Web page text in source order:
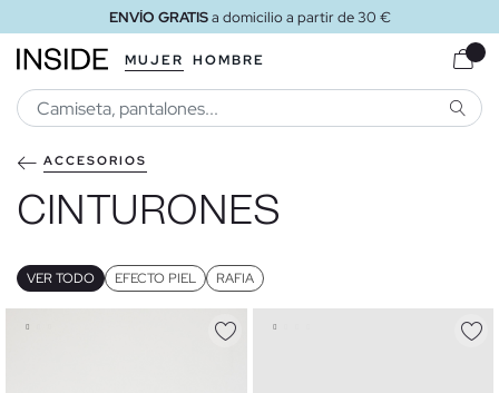
ENVÍO GRATIS a tienda
MUJER HOMBRE
ACCESORIOS
CINTURONES
VER TODO EFECTO PIEL RAFIA